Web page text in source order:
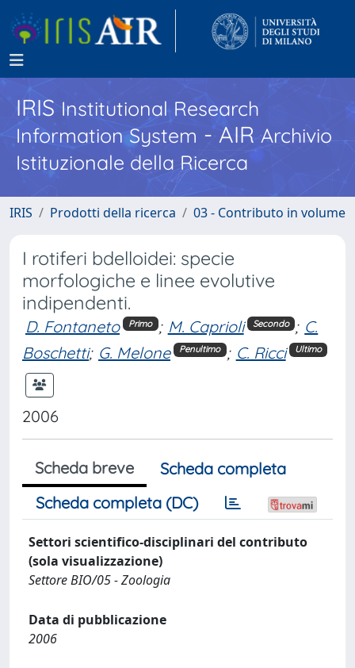
IRISInstitutional Research
Information System - AIR Archivio
Istituzionale della Ricerca
IRIS Prodotti della ricerca 03 - Contributo in volume
I rotiferi bdelloidei: specie
morfologiche e linee evolutive
indipendenti.
D. Fontaneto Primo ; M. Caprioli Secondo ; C.
Boschetti; G. Melone Penultimo ; C. Ricci Ultimo
2006
Scheda breve
Scheda completa
Scheda completa (DC)
Settori scientifico-disciplinari del contributo
(sola visualizzazione)
Settore BIO/05 - Zoologia
Data di pubblicazione
2006